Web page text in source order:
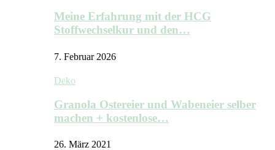
Meine Erfahrung mit der HCG
Stoffwechselkur und den…
7. Februar 2026
Deko
Granola Ostereier und Wabeneier selber
machen + kostenlose…
26. März 2021